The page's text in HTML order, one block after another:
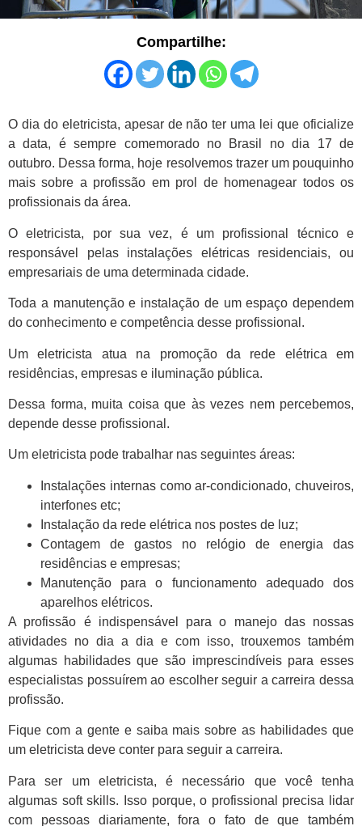
Compartilhe:
O dia do eletricista, apesar de não ter uma lei que oficialize
a data, é sempre comemorado no Brasil no dia 17 de
outubro. Dessa forma, hoje resolvemos trazer um pouquinho
mais sobre a profissão em prol de homenagear todos os
profissionais da área.
O eletricista, por sua vez, é um profissional técnico e
responsável pelas instalações elétricas residenciais, ou
empresariais de uma determinada cidade.
Toda a manutenção e instalação de um espaço dependem
do conhecimento e competência desse profissional.
Um eletricista atua na promoção da rede elétrica em
residências, empresas e iluminação pública.
Dessa forma, muita coisa que às vezes nem percebemos,
depende desse profissional.
Um eletricista pode trabalhar nas seguintes áreas:
Instalações internas como ar-condicionado, chuveiros,
interfones etc;
Instalação da rede elétrica nos postes de luz;
Contagem de gastos no relógio de energia das
residências e empresas;
Manutenção para o funcionamento adequado dos
aparelhos elétricos.
A profissão é indispensável para o manejo das nossas
atividades no dia a dia e com isso, trouxemos também
algumas habilidades que são imprescindíveis para esses
especialistas possuírem ao escolher seguir a carreira dessa
profissão.
Fique com a gente e saiba mais sobre as habilidades que
um eletricista deve conter para seguir a carreira.
Para ser um eletricista, é necessário que você tenha
algumas soft skills. Isso porque, o profissional precisa lidar
com pessoas diariamente, fora o fato de que também